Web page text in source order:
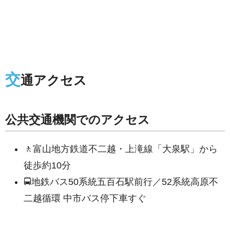
交通アクセス
公共交通機関でのアクセス
🚶富山地方鉄道不二越・上滝線「大泉駅」から
徒歩約10分
🚍地鉄バス50系統五百石駅前行／52系統高原不
二越循環 中市バス停下車すぐ